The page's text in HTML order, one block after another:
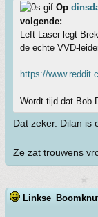
Op
volgende:
Left Laser legt
de echte VVD-
https://
Wordt tijd dat Bob
Dat zeker. Dilan is
Ze zat trouwens